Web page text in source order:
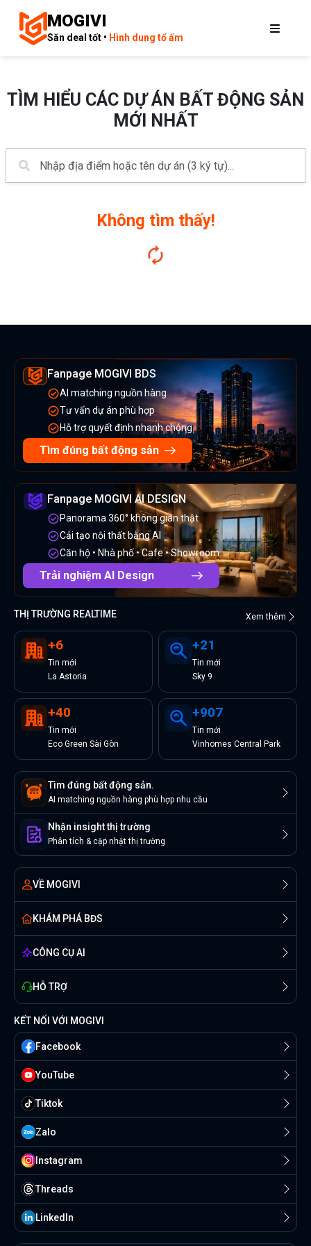
MOGIVI
Săn deal tốt • Hình dung tổ ấm
TÌM HIỂU CÁC DỰ ÁN BẤT ĐỘNG SẢN
MỚI NHẤT
Không tìm thấy!
Fanpage MOGIVI BDS
AI matching nguồn hàng
Tư vấn dự án phù hợp
Hỗ trợ quyết định nhanh chóng
Tìm đúng bất động sản
Fanpage MOGIVI AI DESIGN
Panorama 360° không gian thật
Cải tạo nội thất bằng AI
Căn hộ • Nhà phố • Cafe • Showroom
Trải nghiệm AI Design
THỊ TRƯỜNG REALTIME Xem thêm
+6
Tin mới
La Astoria
+21
Tin mới
Sky 9
+40
Tin mới
Eco Green Sài Gòn
+907
Tin mới
Vinhomes Central Park
Tìm đúng bất động sản.
AI matching nguồn hàng phù hợp nhu cầu
Nhận insight thị trường
Phân tích & cập nhật thị trường
VỀ MOGIVI
KHÁM PHÁ BĐS
CÔNG CỤ AI
HỖ TRỢ
KẾT NỐI VỚI MOGIVI
Facebook
YouTube
Tiktok
Zalo
Instagram
Threads
Linkedln